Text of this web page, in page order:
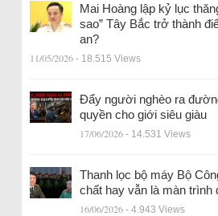
Mai Hoàng lập kỷ lục
sao” Tây Bắc trở thành
an?
11/05/2026 - 18.515 Views
Đẩy người nghèo ra
quyền cho giới siêu giàu
17/06/2026 - 14.531 Views
Thanh lọc bộ máy Bộ
chất hay vẫn là màn trình
16/06/2026 - 4.943 Views